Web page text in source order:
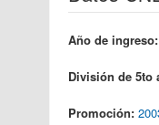
Año de ingreso:
División de 5to
Promoción: